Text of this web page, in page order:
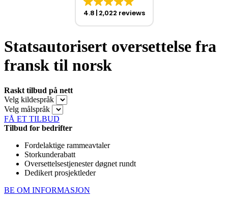
4.8 2,022 reviews
Statsautorisert oversettelse fra
fransk til norsk
Raskt tilbud på nett
Velg kildespråk
Velg målspråk
FÅ ET TILBUD
Tilbud for bedrifter
Fordelaktige rammeavtaler
Storkunderabatt
Oversettelsestjenester døgnet rundt
Dedikert prosjektleder
BE OM INFORMASJON